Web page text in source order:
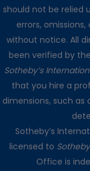
should not be relied
errors,
without notice. All
been verified by
Sotheby’s
that you hire a
dimensions, such as
Sotheby’s
licensed to
Office is